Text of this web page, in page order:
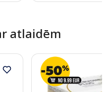
atlaidēm